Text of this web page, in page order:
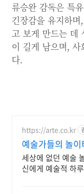
류승완 감독은 특
긴장감을 유지하
고 보게 만드는 데
이 길게 남으며, 사
다.
https://arte.co.kr
예술가들의 놀이
민국 문화예술
세상에 없던 예술
신에게 예술적 하